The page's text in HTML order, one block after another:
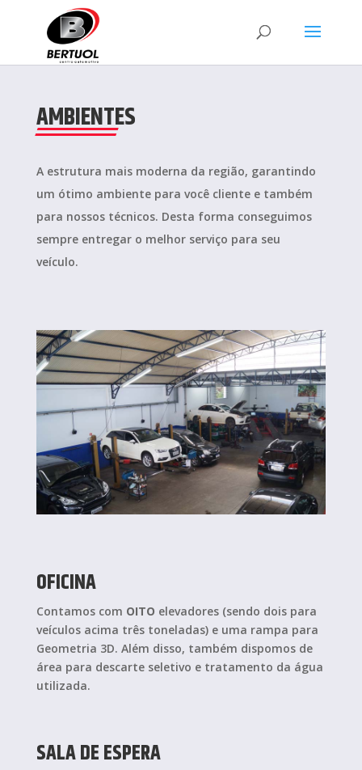
AMBIENTES
A estrutura mais moderna da região, garantindo
um ótimo ambiente para você cliente e também
para nossos técnicos. Desta forma conseguimos
sempre entregar o melhor serviço para seu
veículo.
OFICINA
Contamos com OITO elevadores (sendo dois para
veículos acima três toneladas) e uma rampa para
Geometria 3D. Além disso, também dispomos de
área para descarte seletivo e tratamento da água
utilizada.
SALA DE ESPERA